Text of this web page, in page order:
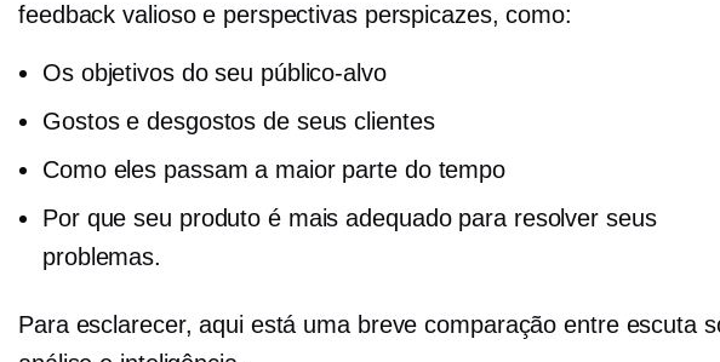
feedback valioso e perspectivas perspicazes, como:
Os objetivos do seu público-alvo
Gostos e desgostos de seus clientes
Como eles passam a maior parte do tempo
Por que seu produto é mais adequado para resolver seus
problemas.
Para esclarecer, aqui está uma breve comparação entre escuta